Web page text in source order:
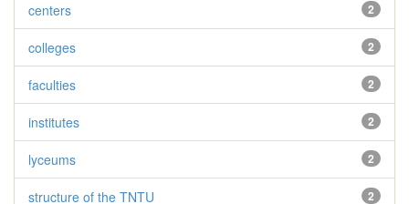
2
centers
2
colleges
2
faculties
2
institutes
2
lyceums
2
structure of the TNTU